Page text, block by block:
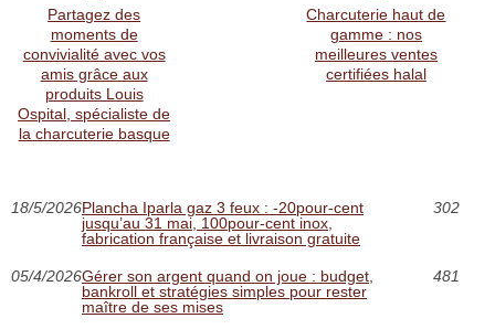
Partagez des
moments de
convivialité avec vos
amis grâce aux
produits Louis
Ospital, spécialiste de
la charcuterie basque
Charcuterie haut de
gamme : nos
meilleures ventes
certifiées halal
18/5/2026Plancha Iparla gaz 3 feux : -20pour-cent
jusqu’au 31 mai, 100pour-cent inox,
fabrication française et livraison gratuite
302
05/4/2026Gérer son argent quand on joue : budget,
bankroll et stratégies simples pour rester
maître de ses mises
481